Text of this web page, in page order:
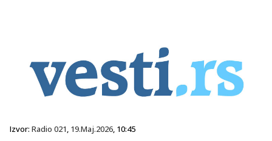
Izvor: Radio 021, 19.Maj.2026, 10:45